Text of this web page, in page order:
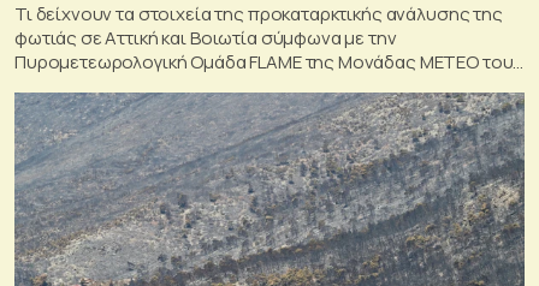
Τι δείχνουν τα στοιχεία της προκαταρκτικής ανάλυσης της
φωτιάς σε Αττική και Βοιωτία σύμφωνα με την
Πυρομετεωρολογική Ομάδα FLAME της Μονάδας ΜΕΤΕΟ του
Εθνικού Αστεροσκοπείου Αθηνών.